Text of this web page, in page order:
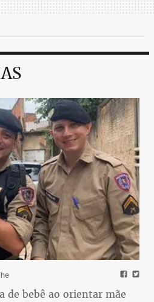
de bebê ao orientar mãe